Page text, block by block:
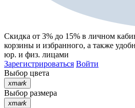
Скидка от 3% до 15% в личном
корзины и избранного, а также
юр. и физ. лицами
Зарегистрироваться Войти
Выбор цвета
xmark
Выбор размера
xmark